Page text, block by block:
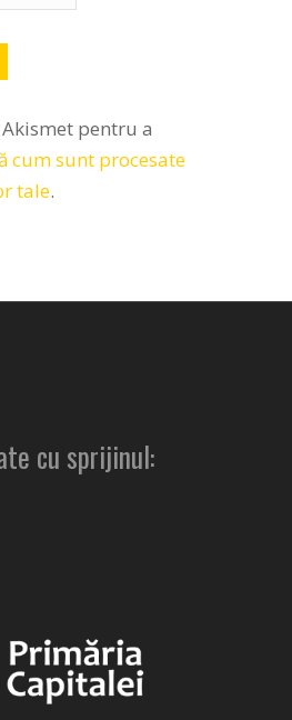
pentru a
cum sunt procesate
tale.
cu sprijinul: